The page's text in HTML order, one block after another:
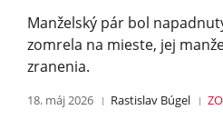
Manželský pár bol
zomrela na mieste, jej
zranenia.
18. máj 2026 Rastislav Búgel